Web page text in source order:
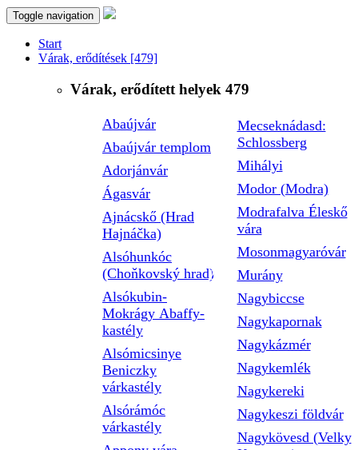
Toggle navigation
Start
Várak, erődítések [479]
Várak, erődített helyek 479
Abaújvár
Abaújvár templom
Adorjánvár
Ágasvár
Ajnácskő (Hrad
Hajnáčka)
Alsóhunkóc
(Choňkovský hrad)
Alsókubin-
Mokrágy Abaffy-
kastély
Alsómicsinye
Beniczky
várkastély
Alsórámóc
várkastély
Mecseknádasd:
Schlossberg
Mihályi
Modor (Modra)
Modrafalva Éleskő
vára
Mosonmagyaróvár
Murány
Nagybiccse
Nagykapornak
Nagykázmér
Nagykemlék
Nagykereki
Nagykeszi földvár
Nagykövesd (Velky